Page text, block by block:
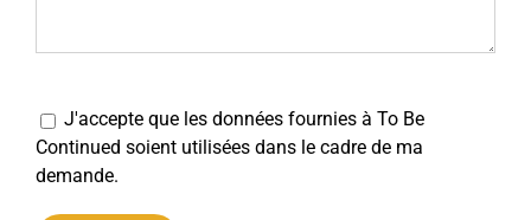
J'accepte que les données fournies à To Be
Continued soient utilisées dans le cadre de ma
demande.